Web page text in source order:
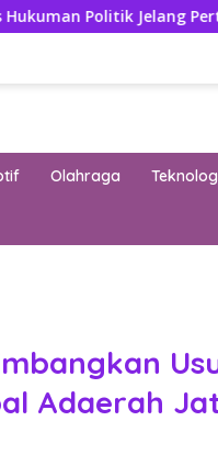
Pertemuan Trump
Olahraga
Adaerah